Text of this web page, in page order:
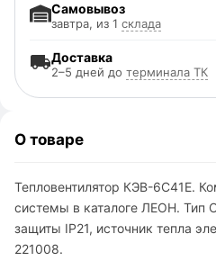
Доставка
2–5 дней до терминала ТК
Самовывоз
завтра, из 1 склада
О товаре
Тепловентилятор КЭВ-6С41Е.
системы в каталоге ЛЕОН. Тип
защиты IP21, источник тепла
221008.